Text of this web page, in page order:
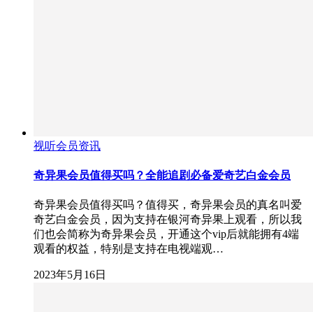
视听会员资讯
奇异果会员值得买吗？全能追剧必备爱奇艺白金会员
奇异果会员值得买吗？值得买，奇异果会员的真名叫爱
奇艺白金会员，因为支持在银河奇异果上观看，所以我
们也会简称为奇异果会员，开通这个vip后就能拥有4端
观看的权益，特别是支持在电视端观…
2023年5月16日